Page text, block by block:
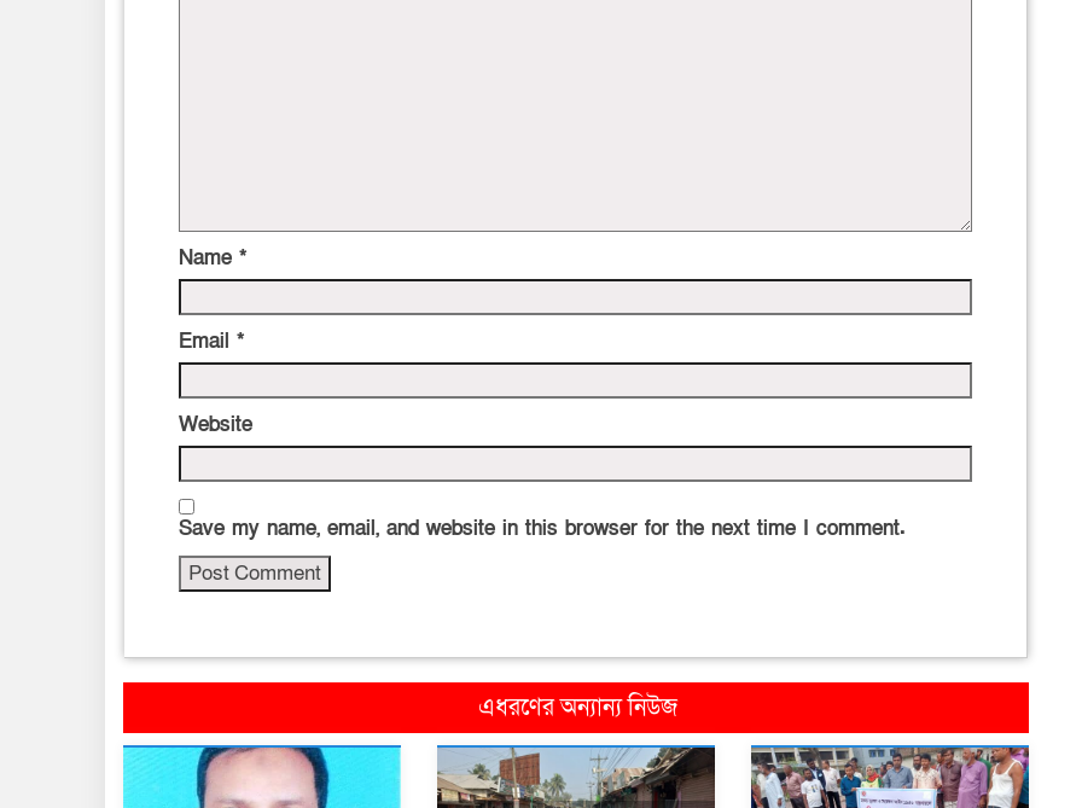
Name *
Email *
Website
Save my name, email, and website in this browser for the next time I comment.
এধরণের অন্যান্য নিউজ